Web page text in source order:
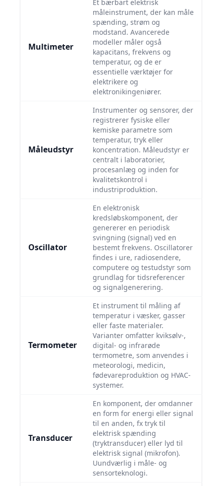
Multimeter
Et bærbart elektrisk
måleinstrument, der kan måle
spænding, strøm og
modstand. Avancerede
modeller måler også
kapacitans, frekvens og
temperatur, og de er
essentielle værktøjer for
elektrikere og
elektronikingeniører.
Måleudstyr
Instrumenter og sensorer, der
registrerer fysiske eller
kemiske parametre som
temperatur, tryk eller
koncentration. Måleudstyr er
centralt i laboratorier,
procesanlæg og inden for
kvalitetskontrol i
industriproduktion.
Oscillator
En elektronisk
kredsløbskomponent, der
genererer en periodisk
svingning (signal) ved en
bestemt frekvens. Oscillatorer
findes i ure, radiosendere,
computere og testudstyr som
grundlag for tidsreferencer
og signalgenerering.
Termometer
Et instrument til måling af
temperatur i væsker, gasser
eller faste materialer.
Varianter omfatter kviksølv-,
digital- og infrarøde
termometre, som anvendes i
meteorologi, medicin,
fødevareproduktion og HVAC-
systemer.
Transducer
En komponent, der omdanner
en form for energi eller signal
til en anden, fx tryk til
elektrisk spænding
(tryktransducer) eller lyd til
elektrisk signal (mikrofon).
Uundværlig i måle- og
sensorteknologi.